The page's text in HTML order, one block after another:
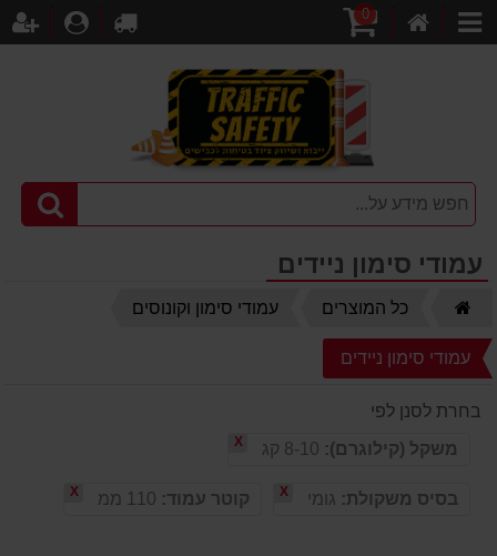
קטגוריות
קניות
0
לקופה
עמודי סימון ניידים
כל המוצרים עמודי סימון וקונוסים
עמודי סימון ניידים
בחרת לסנן לפי
משקל (קילוגרם):
X
בסיס משקולת: גומי X קוטר עמוד: X